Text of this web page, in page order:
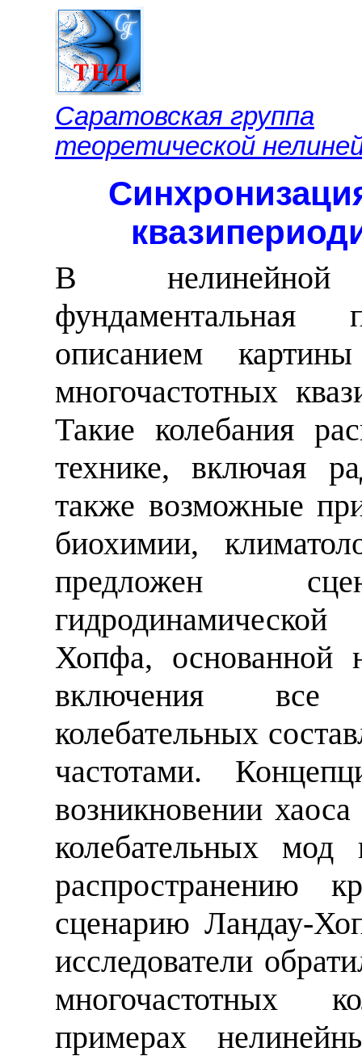
Саратовская группа
теоретической
В нелинейной
описанием
многочастотных
Такие колебания
технике, включая
также возможные
биохимии,
предложен
Хопфа, основанной
включения все
колебательных
частотами.
возникновении
колебательных мод
распространению
сценарию Ландау-
исследователи
многочастотных
примерах